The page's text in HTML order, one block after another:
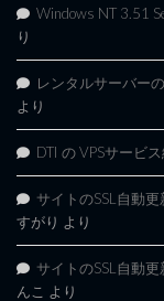
Windows NT 3.51
り
レンタルサーバー
より
DTI の VPSサービ
サイトのSSL自動
すがり より
サイトのSSL自動
んこ より